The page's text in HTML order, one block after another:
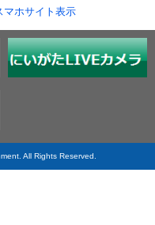
マホサイト表示
All Rights Reserved.